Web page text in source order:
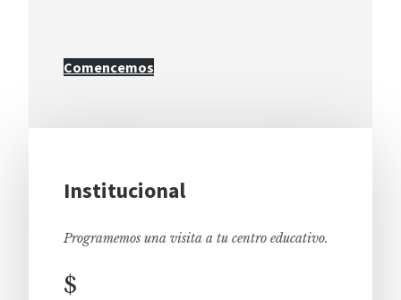
Comencemos
Institucional
Programemos una visita a tu centro educativo.
$